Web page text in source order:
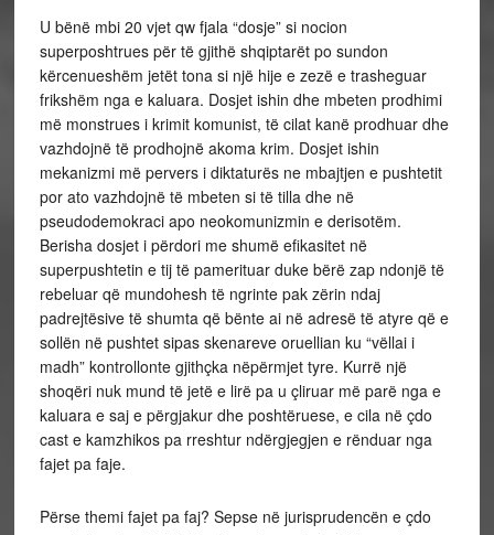
U bënë mbi 20 vjet qw fjala “dosje” si nocion
superposhtrues për të gjithë shqiptarët po sundon
kërcenueshëm jetët tona si një hije e zezë e trasheguar
frikshëm nga e kaluara. Dosjet ishin dhe mbeten prodhimi
më monstrues i krimit komunist, të cilat kanë prodhuar dhe
vazhdojnë të prodhojnë akoma krim. Dosjet ishin
mekanizmi më pervers i diktaturës ne mbajtjen e pushtetit
por ato vazhdojnë të mbeten si të tilla dhe në
pseudodemokraci apo neokomunizmin e derisotëm.
Berisha dosjet i përdori me shumë efikasitet në
superpushtetin e tij të pamerituar duke bërë zap ndonjë të
rebeluar që mundohesh të ngrinte pak zërin ndaj
padrejtësive të shumta që bënte ai në adresë të atyre që e
sollën në pushtet sipas skenareve oruellian ku “vëllai i
madh” kontrollonte gjithçka nëpërmjet tyre. Kurrë një
shoqëri nuk mund të jetë e lirë pa u çliruar më parë nga e
kaluara e saj e përgjakur dhe poshtëruese, e cila në çdo
cast e kamzhikos pa rreshtur ndërgjegjen e rënduar nga
fajet pa faje.
Përse themi fajet pa faj? Sepse në jurisprudencën e çdo